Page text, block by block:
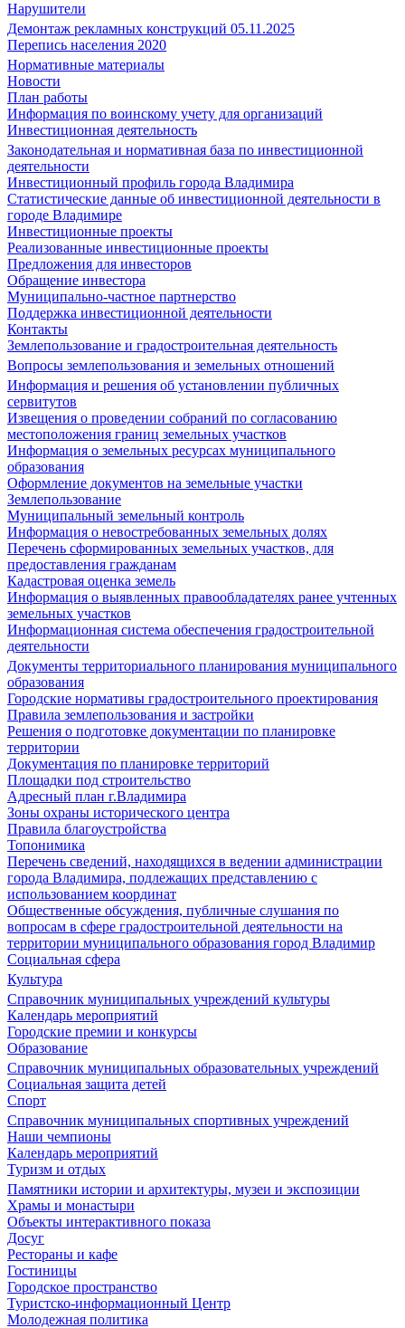
Нарушители
Демонтаж рекламных конструкций 05.11.2025
Перепись населения 2020
Нормативные материалы
Новости
План работы
Информация по воинскому учету для организаций
Инвестиционная деятельность
Законодательная и нормативная база по инвестиционной
деятельности
Инвестиционный профиль города Владимира
Статистические данные об инвестиционной деятельности в
городе Владимире
Инвестиционные проекты
Реализованные инвестиционные проекты
Предложения для инвесторов
Обращение инвестора
Муниципально-частное партнерство
Поддержка инвестиционной деятельности
Контакты
Землепользование и градостроительная деятельность
Вопросы землепользования и земельных отношений
Информация и решения об установлении публичных
сервитутов
Извещения о проведении собраний по согласованию
местоположения границ земельных участков
Информация о земельных ресурсах муниципального
образования
Оформление документов на земельные участки
Землепользование
Муниципальный земельный контроль
Информация о невостребованных земельных долях
Перечень сформированных земельных участков, для
предоставления гражданам
Кадастровая оценка земель
Информация о выявленных правообладателях ранее учтенных
земельных участков
Информационная система обеспечения градостроительной
деятельности
Документы территориального планирования муниципального
образования
Городские нормативы градостроительного проектирования
Правила землепользования и застройки
Решения о подготовке документации по планировке
территории
Документация по планировке территорий
Площадки под строительство
Адресный план г.Владимира
Зоны охраны исторического центра
Правила благоустройства
Топонимика
Перечень сведений, находящихся в ведении администрации
города Владимира, подлежащих представлению с
использованием координат
Общественные обсуждения, публичные слушания по
вопросам в сфере градостроительной деятельности на
территории муниципального образования город Владимир
Социальная сфера
Культура
Справочник муниципальных учреждений культуры
Календарь мероприятий
Городские премии и конкурсы
Образование
Справочник муниципальных образовательных учреждений
Социальная защита детей
Спорт
Справочник муниципальных спортивных учреждений
Наши чемпионы
Календарь мероприятий
Туризм и отдых
Памятники истории и архитектуры, музеи и экспозиции
Храмы и монастыри
Объекты интерактивного показа
Досуг
Рестораны и кафе
Гостиницы
Городское пространство
Туристско-информационный Центр
Молодежная политика